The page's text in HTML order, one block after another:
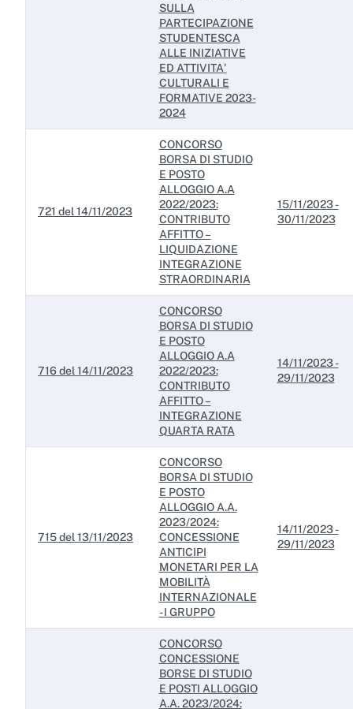
SULLA
PARTECIPAZIONE
STUDENTESCA
ALLE INIZIATIVE
ED ATTIVITA'
CULTURALI E
FORMATIVE 2023-
2024
721 del 14/11/2023
CONCORSO
BORSA DI STUDIO
E POSTO
ALLOGGIO A.A
2022/2023:
CONTRIBUTO
AFFITTO –
LIQUIDAZIONE
INTEGRAZIONE
STRAORDINARIA
15/11/2023 -
30/11/2023
716 del 14/11/2023
CONCORSO
BORSA DI STUDIO
E POSTO
ALLOGGIO A.A
2022/2023:
CONTRIBUTO
AFFITTO –
INTEGRAZIONE
QUARTA RATA
14/11/2023 -
29/11/2023
715 del 13/11/2023
CONCORSO
BORSA DI STUDIO
E POSTO
ALLOGGIO A.A.
2023/2024:
CONCESSIONE
ANTICIPI
MONETARI PER LA
MOBILITÀ
INTERNAZIONALE
- I GRUPPO
14/11/2023 -
29/11/2023
CONCORSO
CONCESSIONE
BORSE DI STUDIO
E POSTI ALLOGGIO
A.A. 2023/2024: